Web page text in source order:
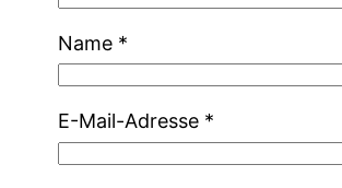
Name *
E-Mail-Adresse *